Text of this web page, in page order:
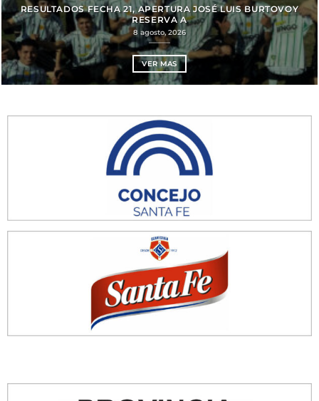
RESULTADOS FECHA 21, APERTURA JOSÉ LUIS BURTOVOY
RESERVA A
8 agosto, 2026
VER MAS